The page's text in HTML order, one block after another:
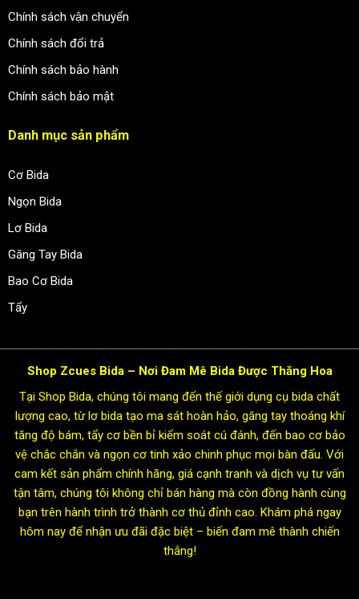
Chính sách vận chuyển
Chính sách đổi trả
Chính sách bảo hành
Chính sách bảo mật
Danh mục sản phẩm
Cơ Bida
Ngọn Bida
Lơ Bida
Găng Tay Bida
Bao Cơ Bida
Tẩy
Shop Zcues Bida – Nơi Đam Mê Bida Được Thăng Hoa
Tại Shop Bida, chúng tôi mang đến thế giới dụng cụ bida chất
lượng cao, từ lơ bida tạo ma sát hoàn hảo, găng tay thoáng khí
tăng độ bám, tẩy cơ bền bỉ kiểm soát cú đánh, đến bao cơ bảo
vệ chắc chắn và ngọn cơ tinh xảo chinh phục mọi bàn đấu. Với
cam kết sản phẩm chính hãng, giá cạnh tranh và dịch vụ tư vấn
tận tâm, chúng tôi không chỉ bán hàng mà còn đồng hành cùng
bạn trên hành trình trở thành cơ thủ đỉnh cao. Khám phá ngay
hôm nay để nhận ưu đãi đặc biệt – biến đam mê thành chiến
thắng!